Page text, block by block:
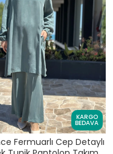
KARGO
BEDAVA
Fermuarlı Cep Detaylı